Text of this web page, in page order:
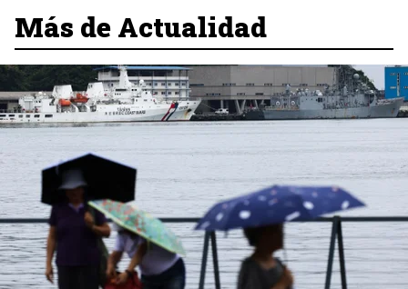
Más de Actualidad